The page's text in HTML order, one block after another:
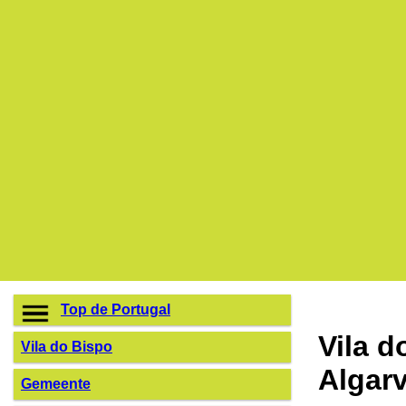
Top de Portugal
Vila do Bispo
Gemeente
Vila